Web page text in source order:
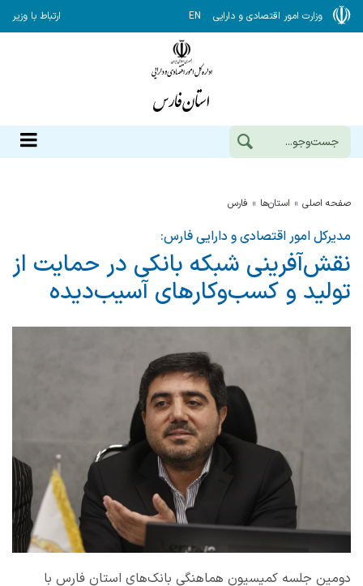
وزارت امور اقتصادی و دارایی EN ارتباط با وزیر
صفحه اصلی استان‌ها فارس
مدیرکل امور اقتصادی و دارایی فارس:
نقش‌آفرینی شبکه بانکی در حمایت از
تولید و کسب‌وکارهای آسیب‌دیده
دومین جلسه کمیسیون هماهنگی بانک‌های استان فارس با